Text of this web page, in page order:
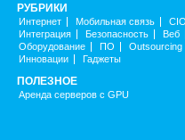
РУБРИКИ
Интернет Мобильная связь
Интеграция
Безопасность Веб
Оборудование
ПО Outsourcing
Инновации
Гаджеты
ПОЛЕЗНОЕ
Аренда серверов с GPU